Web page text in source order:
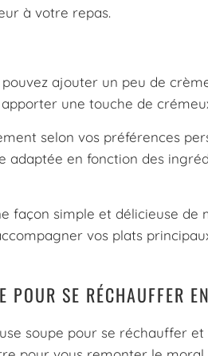
à votre repas.
ajouter un peu de
une touche de
selon vos préférences
en fonction des
façon simple et délicieuse
vos plats
POUR SE RÉCHAUFFER
soupe pour se réchauffer